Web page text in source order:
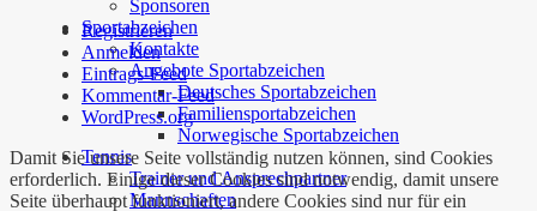
Sponsoren
Sportabzeichen
Kontakte
Angebote Sportabzeichen
Deutsches Sportabzeichen
Familiensportabzeichen
Norwegische Sportabzeichen
Tennis
Trainer und Ansprechpartner
Mannschaften
Registrieren
Anmelden
Eintrags-Feed
Kommentar-Feed
WordPress.org
Damit Sie unsere Seite vollständig nutzen können, sind Cookies
erforderlich. Einige dieser Cookies sind notwendig, damit unsere
Seite überhaupt funktioniert, andere Cookies sind nur für ein